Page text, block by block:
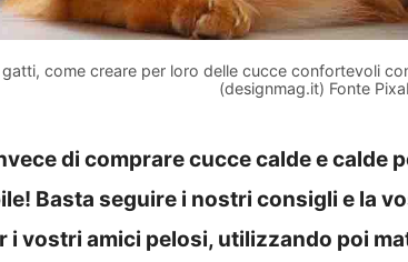
gatti, come creare per loro delle cucce confortevoli
(designmag.it) Fonte
di comprare cucce calde e calde
Basta seguire i nostri consigli e la
i vostri amici pelosi, utilizzando poi